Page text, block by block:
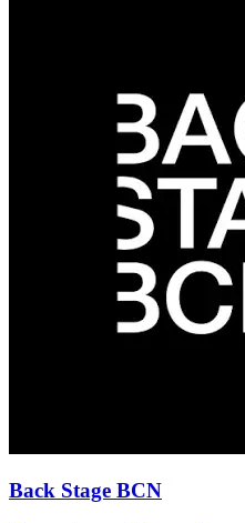
Back Stage BCN